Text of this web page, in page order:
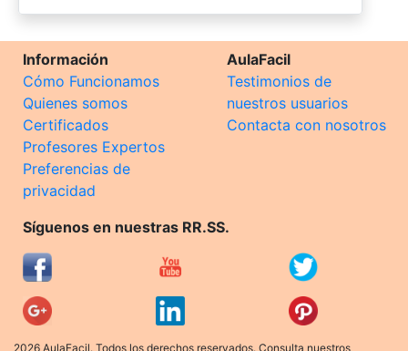
Información
Cómo Funcionamos
Quienes somos
Certificados
Profesores Expertos
Preferencias de
privacidad
AulaFacil
Testimonios de
nuestros usuarios
Contacta con nosotros
Síguenos en nuestras RR.SS.
2026 AulaFacil. Todos los derechos reservados. Consulta nuestros